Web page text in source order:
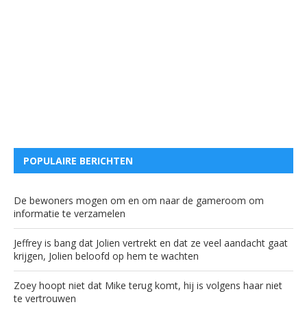
POPULAIRE BERICHTEN
De bewoners mogen om en om naar de gameroom om
informatie te verzamelen
Jeffrey is bang dat Jolien vertrekt en dat ze veel aandacht gaat
krijgen, Jolien beloofd op hem te wachten
Zoey hoopt niet dat Mike terug komt, hij is volgens haar niet
te vertrouwen